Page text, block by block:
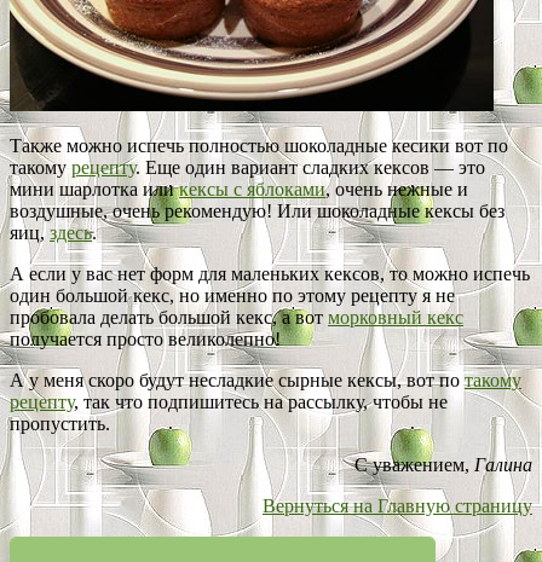
Также можно испечь полностью шоколадные кесики вот по
такомурецепту. Еще один вариант сладких кексов — это
мини шарлотка иликексы с яблоками, очень нежные и
воздушные, очень рекомендую! Или шоколадные кексы без
яиц,здесь.
А если у вас нет форм для маленьких кексов, то можно испечь
один большой кекс, но именно по этому рецепту я не
пробовала делать большой кекс, а вот морковный кекс
получается просто великолепно!
А у меня скоро будут несладкие сырные кексы, вот потакому
рецепту, так что подпишитесь на рассылку, чтобы не
пропустить.
С уважением, Галина
Вернуться на Главную страницу